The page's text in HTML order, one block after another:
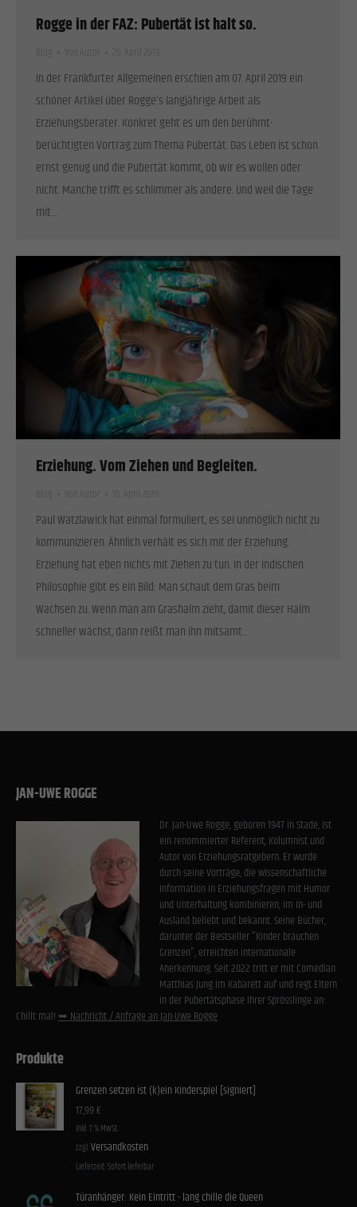
Rogge in der FAZ: Pubertät ist halt so.
In der Frankfurter Allgemeinen erschien am 07. April 2019 ein
schöner Artikel über Rogge’s langjährige Arbeit als
Erziehungsberater. Konkret geht es um den berühmt-
berüchtigten Vortrag zum Thema Pubertät. Das Leben ist schon
ernst genug und die Pubertät kommt, ob wir es wollen oder
nicht. Manche trifft es schlimmer als andere. Und weil die Tage
mit…
Erziehung. Vom Ziehen und Begleiten.
Paul Watzlawick hat einmal formuliert, es sei unmöglich nicht zu
kommunizieren. Ähnlich verhält es sich mit der Erziehung.
Erziehung hat eben nichts mit Ziehen zu tun. In der indischen
Philosophie gibt es ein Bild: Man schaut dem Gras beim
Wachsen zu. Wenn man am Grashalm zieht, damit dieser Halm
schneller wächst, dann reißt man ihn mitsamt…
JAN-UWE ROGGE
Dr. Jan-Uwe Rogge, geboren 1947 in Stade, ist
ein renommierter Referent, Kolumnist und
Autor von Erziehungsratgebern. Er wurde
durch seine Vorträge, die wissenschaftliche
Information in Erziehungsfragen mit Humor
und Unterhaltung kombinieren, im In- und
Ausland beliebt und bekannt. Seine Bücher,
darunter der Bestseller "Kinder brauchen
Grenzen", erreichten internationale
Anerkennung. Seit 2022 tritt er mit Comedian
Matthias Jung im Kabarett auf und regt Eltern
in der Pubertätsphase ihrer Sprösslinge an:
Chillt mal!➥ Nachricht / Anfrage an Jan-Uwe Rogge
Produkte
Grenzen setzen ist (k)ein Kinderspiel [signiert]
17,99€
inkl. 7 % MwSt.
zzgl. Versandkosten
Lieferzeit: Sofort lieferbar
Türanhänger: Kein Eintritt - lang chille die Queen